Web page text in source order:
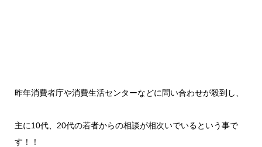
昨年消費者庁や消費生活センターなどに問い合わせが殺到し、
主に10代、20代の若者からの相談が相次いでいるという事で
す！！